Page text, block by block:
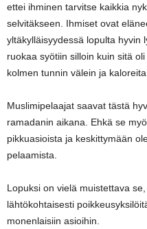
ettei ihminen tarvitse kaikkia
selvitäkseen. Ihmiset ovat
yltäkylläisyydessä lopulta hyvin
ruokaa syötiin silloin kuin sitä
kolmen tunnin välein ja kaloreita
Muslimipelaajat saavat tästä
ramadanin aikana. Ehkä se
pikkuasioista ja keskittymään
pelaamista.
Lopuksi on vielä muistettava
lähtökohtaisesti
monenlaisiin asioihin.